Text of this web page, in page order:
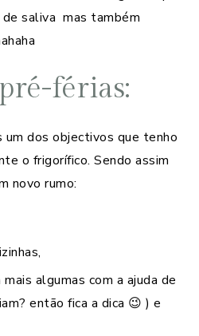
saliva mas também
férias:
um dos objectivos que tenho
o frigorífico. Sendo assim
novo rumo:
algumas com a ajuda de
então fica a dica 😉 ) e